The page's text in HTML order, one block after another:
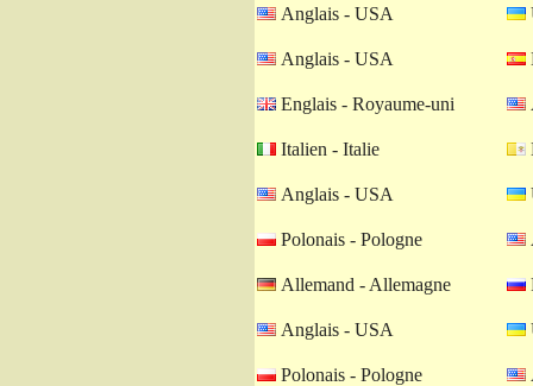
Anglais - USA
Anglais - USA
Englais - Royaume-uni
Italien - Italie
Anglais - USA
Polonais - Pologne
Allemand - Allemagne
Anglais - USA
Polonais - Pologne